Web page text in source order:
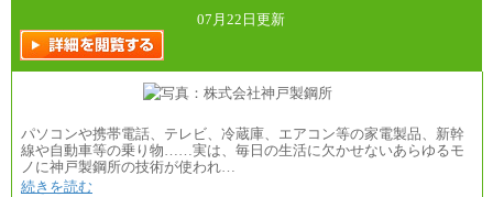
07月22日更新
パソコンや携帯電話、テレビ、冷蔵庫、エアコン等の家電製品、新幹
線や自動車等の乗り物……実は、毎日の生活に欠かせないあらゆるモ
ノに神戸製鋼所の技術が使われ…
続きを読む